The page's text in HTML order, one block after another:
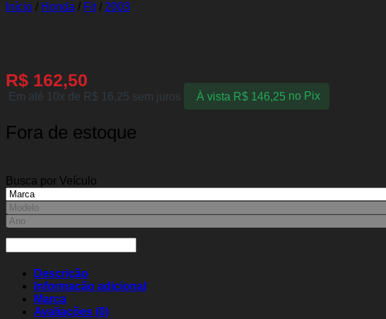
Início / Honda / Fit / 2003
R$ 162,50
Em até 10x de R$ 16,25 sem juros À vista R$146,25 no Pix
Fora de estoque
Busca por Veículo
Descrição
Informação adicional
Marca
Avaliações (0)